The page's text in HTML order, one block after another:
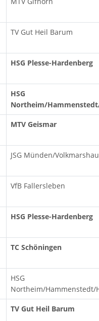
TV Gut Heil Barum
HSG Plesse-Hardenberg
HSG
Northeim/
MTV Geismar
JSG Münden/
VfB Fallersleben
HSG Plesse-Hardenberg
TC Schöningen
HSG
Northeim/Hammenstedt/
TV Gut Heil Barum